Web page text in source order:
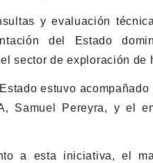
y evaluación
del Estado
sector de exploración de
estuvo
Samuel Pereyra, y el
a esta iniciativa, el